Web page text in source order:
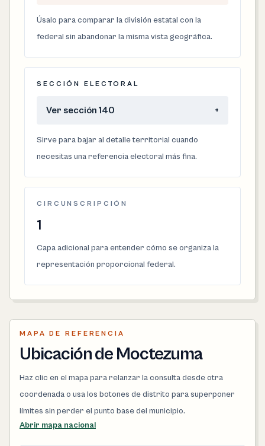
Úsalo para comparar la división estatal con la
federal sin abandonar la misma vista geográfica.
SECCIÓN ELECTORAL
Ver sección 140 +
Sirve para bajar al detalle territorial cuando
necesitas una referencia electoral más fina.
CIRCUNSCRIPCIÓN
1
Capa adicional para entender cómo se organiza la
representación proporcional federal.
MAPA DE REFERENCIA
Ubicación de Moctezuma
Haz clic en el mapa para relanzar la consulta desde otra
coordenada o usa los botones de distrito para superponer
límites sin perder el punto base del municipio.
Abrir mapa nacional